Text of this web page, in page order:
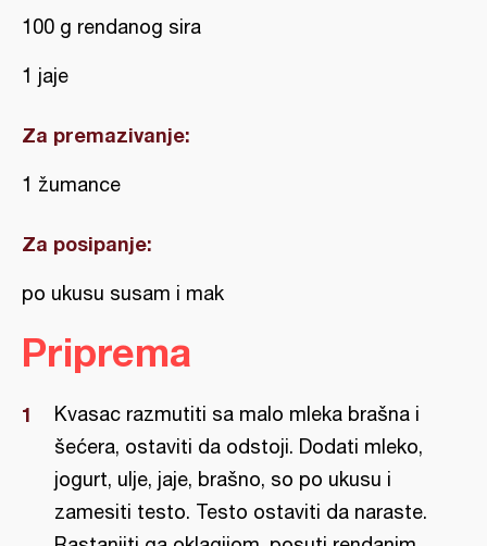
100 g rendanog sira
1 jaje
Za premazivanje:
1 žumance
Za posipanje:
po ukusu susam i mak
Priprema
Kvasac razmutiti sa malo mleka brašna i
šećera, ostaviti da odstoji. Dodati mleko,
jogurt, ulje, jaje, brašno, so po ukusu i
zamesiti testo. Testo ostaviti da naraste.